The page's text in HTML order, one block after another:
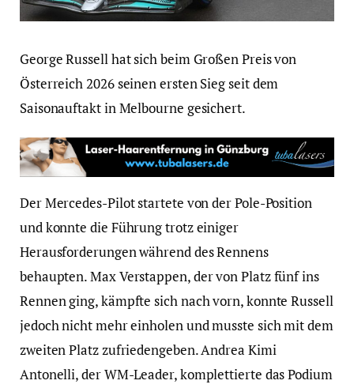
George Russell hat sich beim Großen Preis von
Österreich 2026 seinen ersten Sieg seit dem
Saisonauftakt in Melbourne gesichert.
Der Mercedes-Pilot startete von der Pole-Position
und konnte die Führung trotz einiger
Herausforderungen während des Rennens
behaupten. Max Verstappen, der von Platz fünf ins
Rennen ging, kämpfte sich nach vorn, konnte Russell
jedoch nicht mehr einholen und musste sich mit dem
zweiten Platz zufriedengeben. Andrea Kimi
Antonelli, der WM-Leader, komplettierte das Podium